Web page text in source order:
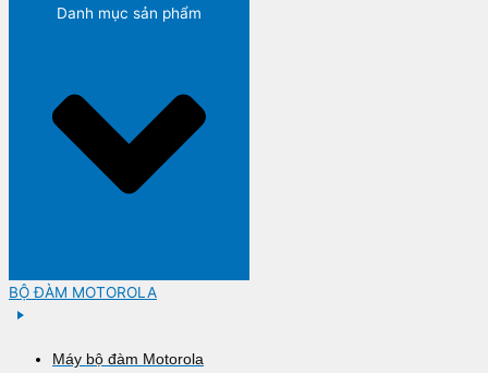
BỘ ĐÀM MOTOROLA
Máy bộ đàm Motorola